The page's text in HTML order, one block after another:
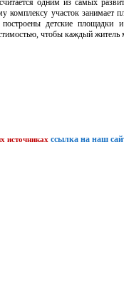
участок занимает
детские
чтобы каждый житель
источниках ссылка на наш